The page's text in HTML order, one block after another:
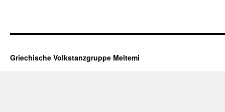
Griechische Volkstanzgruppe Meltemi